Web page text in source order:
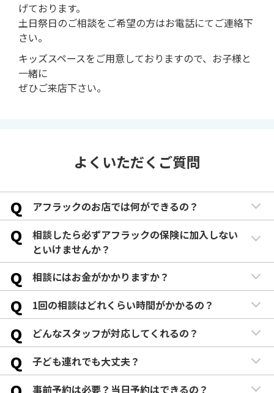
げております。
土日祭日のご相談をご希望の方はお電話にてご連絡下
さい。
キッズスペースをご用意しておりますので、お子様と
一緒に
ぜひご来店下さい。
よくいただくご質問
Q アフラックのお店では何ができるの？
Q
相談したら必ずアフラックの保険に加入しない
といけませんか？
Q 相談にはお金がかかりますか？
Q 1回の相談はどれくらい時間がかかるの？
Q どんなスタッフが対応してくれるの？
Q 子ども連れでも大丈夫？
事前予約は必要？当日予約はできるの？